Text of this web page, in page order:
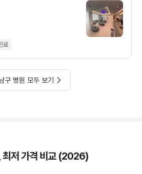
료
구 병원 모두 보기
최저 가격 비교 (2026)